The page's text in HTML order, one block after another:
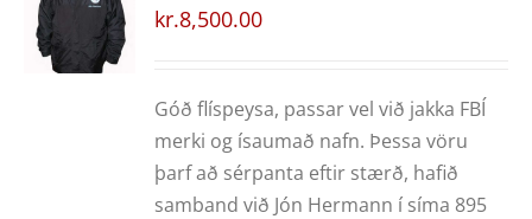
kr.8,500.00
Góð flíspeysa, passar vel við jakka FBÍ
merki og ísaumað nafn. Þessa vöru
þarf að sérpanta eftir stærð, hafið
samband við Jón Hermann í síma 895